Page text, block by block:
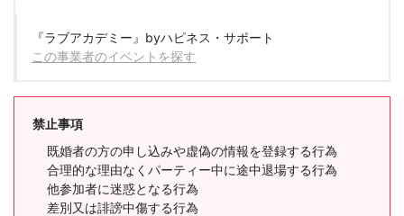
『ラブアカデミー』byハピネス・サポート
この事業者のイベントを探す
禁止事項
既婚者の方の申し込みや虚偽の情報を登録する行為
合理的な理由なくパーティー中に途中退場する行為
他参加者に迷惑となる行為
差別又は誹謗中傷する行為